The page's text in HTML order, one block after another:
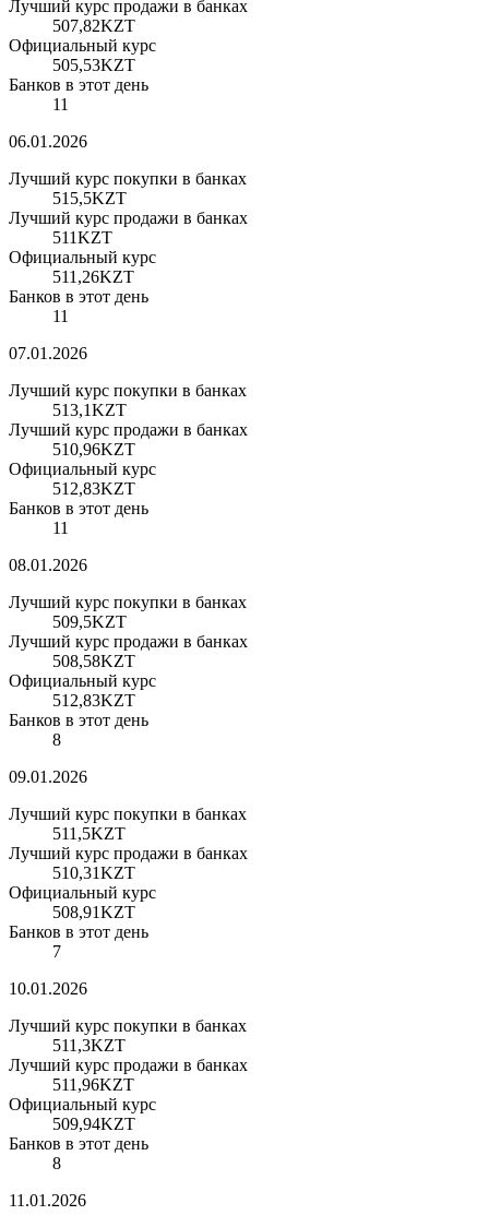
Лучший курс продажи в банках
507,82KZT
Официальный курс
505,53KZT
Банков в этот день
11
06.01.2026
Лучший курс покупки в банках
515,5KZT
Лучший курс продажи в банках
511KZT
Официальный курс
511,26KZT
Банков в этот день
11
07.01.2026
Лучший курс покупки в банках
513,1KZT
Лучший курс продажи в банках
510,96KZT
Официальный курс
512,83KZT
Банков в этот день
11
08.01.2026
Лучший курс покупки в банках
509,5KZT
Лучший курс продажи в банках
508,58KZT
Официальный курс
512,83KZT
Банков в этот день
8
09.01.2026
Лучший курс покупки в банках
511,5KZT
Лучший курс продажи в банках
510,31KZT
Официальный курс
508,91KZT
Банков в этот день
7
10.01.2026
Лучший курс покупки в банках
511,3KZT
Лучший курс продажи в банках
511,96KZT
Официальный курс
509,94KZT
Банков в этот день
8
11.01.2026